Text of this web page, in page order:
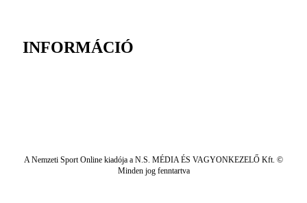
INFORMÁCIÓ
A Nemzeti Sport Online kiadója a N.S. MÉDIA ÉS VAGYONKEZELŐ Kft. ©
Minden jog fenntartva